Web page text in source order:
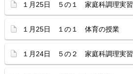
１月25日 ５の１ 家庭科調理実習
１月25日 １の１ 体育の授業
１月24日 ５の２ 家庭科調理実習